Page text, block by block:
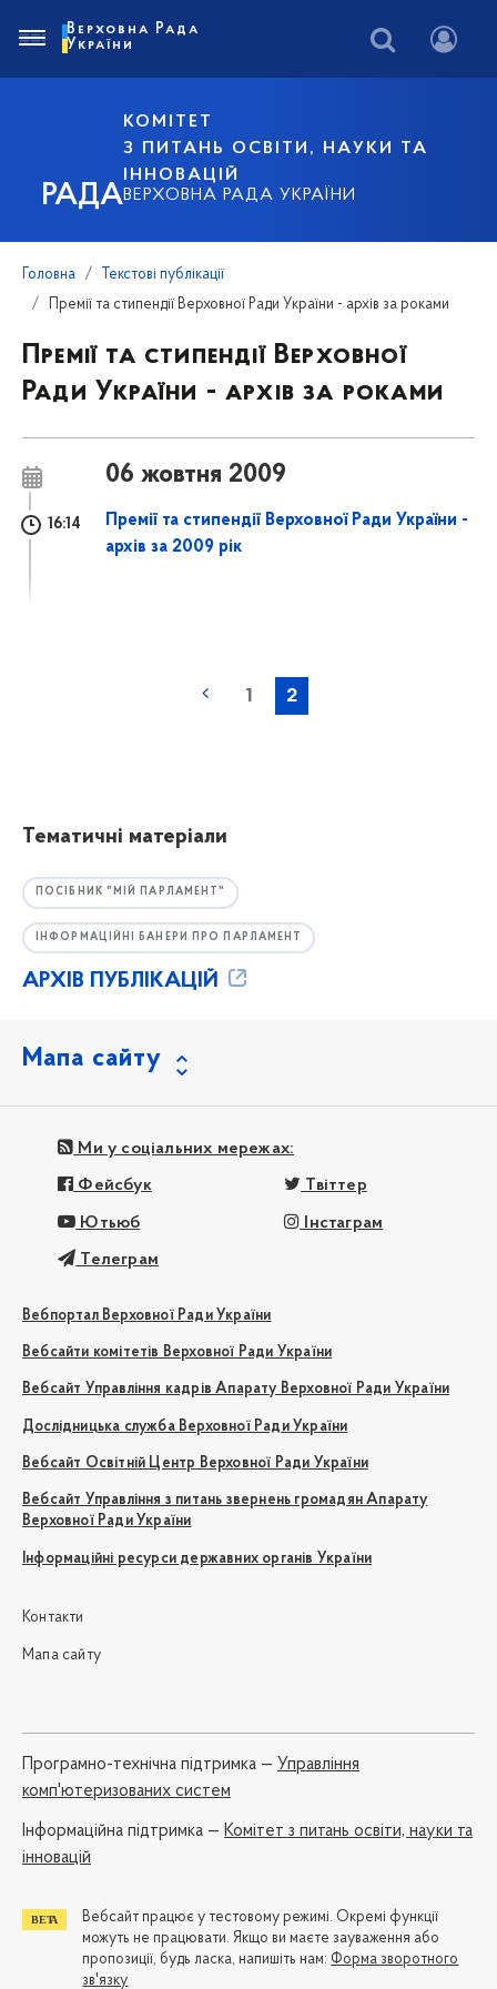
РАДА
КОМІТЕТ
З ПИТАНЬ ОСВІТИ, НАУКИ ТА
ІННОВАЦІЙ
ВЕРХОВНА РАДА УКРАЇНИ
Верховна Рада
України
Головна
Текстові публікації
Премії та стипендії Верховної Ради України - архів за роками
Премії та стипендії Верховної
Ради України - архів за роками
06 жовтня 2009
16:14
Премії та стипендії Верховної Ради України -
архів за 2009 рік
1 2
Тематичні матеріали
ПОСІБНИК "МІЙ ПАРЛАМЕНТ"
ІНФОРМАЦІЙНІ БАНЕРИ ПРО ПАРЛАМЕНТ
АРХІВ ПУБЛІКАЦІЙ
Мапа сайту
Ми у соціальних мережах:
Фейсбук Твіттер
Ютьюб Інстаграм
Телеграм
Вебпортал Верховної Ради України
Вебсайти комітетів Верховної Ради України
Вебсайт Управління кадрів Апарату Верховної Ради України
Дослідницька служба Верховної Ради України
Вебсайт Освітній Центр Верховної Ради України
Вебсайт Управління з питань звернень громадян Апарату
Верховної Ради України
Інформаційні ресурси державних органів України
Контакти
Мапа сайту
Програмно-технічна підтримка — Управління
комп'ютеризованих систем
Iнформаційна підтримка — Комітет з питань освіти, науки та
інновацій
Вебсайт працює у тестовому режимі. Окремі функції
можуть не працювати. Якщо ви маєте зауваження або
пропозиції, будь ласка, напишіть нам: Форма зворотного
зв'язку